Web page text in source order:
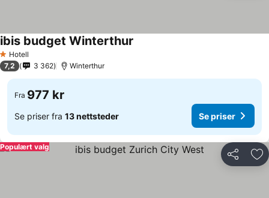
1 Stjerner
Hotell
ibis budget Winterthur
7,2 3 362 Winterthur
Fra 977 kr
Se priser fra 13 nettsteder Se priser
Del
Populært valg